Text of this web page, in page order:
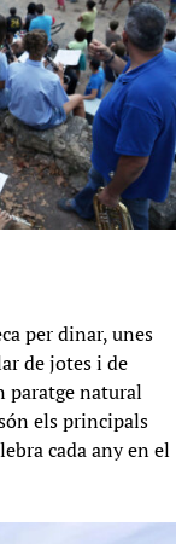
per dinar, unes
de jotes i de
paratge natural
els principals
cada any en el